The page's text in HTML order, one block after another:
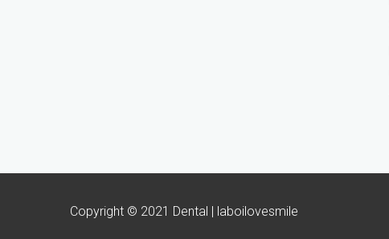
Copyright © 2021 Dental | laboilovesmile